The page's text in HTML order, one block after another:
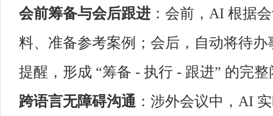
会前筹备与会后跟进 ：会前，AI 根据
料、准备参考案例；会后，自动将待
提醒，形成 “筹备 - 执行 - 跟进” 的完
跨语言无障碍沟通 ：涉外会议中，AI